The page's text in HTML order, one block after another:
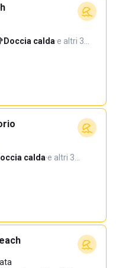
Doccia calda·e altri 3…
calda·e altri 3…